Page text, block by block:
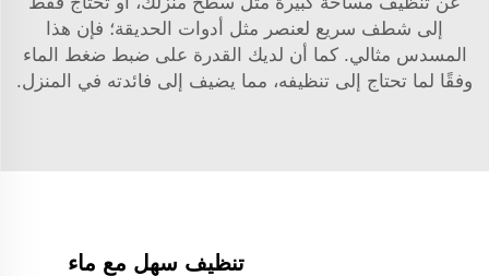
إلى شطف سريع لعنصر مثل أدوات الحديقة؛ فإن هذا
المسدس مثالي. كما أن لديك القدرة على ضبط ضغط الماء
وفقًا لما تحتاج إلى تنظيفه، مما يضيف إلى فائدته في المنزل.
تنظيف سهل مع ماء